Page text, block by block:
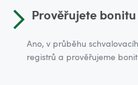
Prověřujete
Ano, v průběhu
registrů a prověřujeme